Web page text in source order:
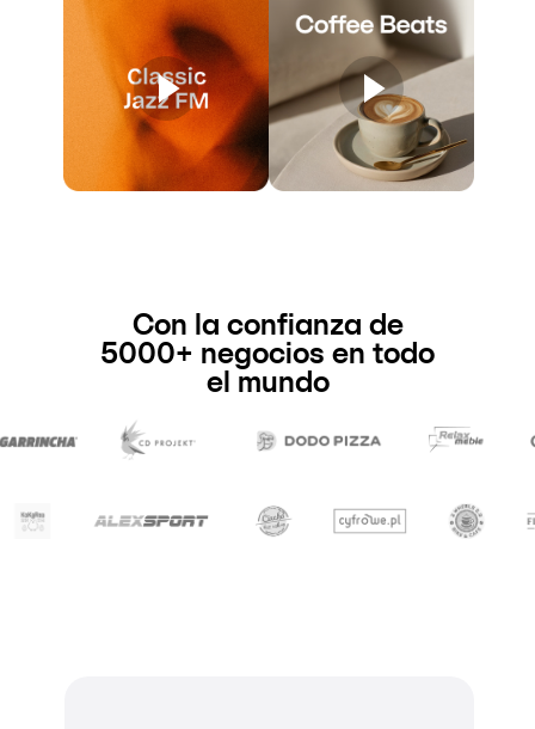
Con la confianza de
5000+ negocios en todo
el mundo